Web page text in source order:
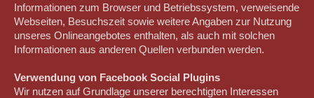
Informationen zum Browser und Betriebssystem, verweisende
Webseiten, Besuchszeit sowie weitere Angaben zur Nutzung
unseres Onlineangebotes enthalten, als auch mit solchen
Informationen aus anderen Quellen verbunden werden.
Verwendung von Facebook Social Plugins
Wir nutzen auf Grundlage unserer berechtigten Interessen